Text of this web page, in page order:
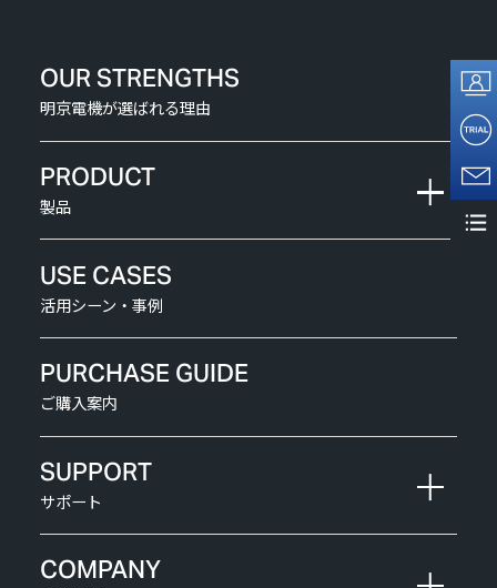
OUR STRENGTHS
明京電機が選ばれる理由
PRODUCT
製品
USE CASES
活用シーン・事例
PURCHASE GUIDE
ご購入案内
SUPPORT
サポート
COMPANY